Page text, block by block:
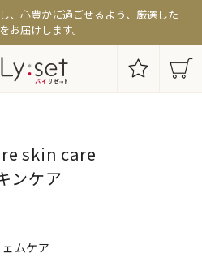
、心豊かに過ごせるよう、厳選した
お届けします。
skin care
ンケア
ェムケア